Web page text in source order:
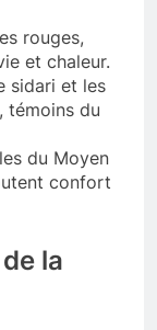
rouges,
et chaleur.
sidari et les
témoins du
du Moyen
confort
la